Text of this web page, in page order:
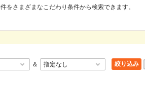
をさまざまなこだわり条件から検索できます。
＆ 絞り込み